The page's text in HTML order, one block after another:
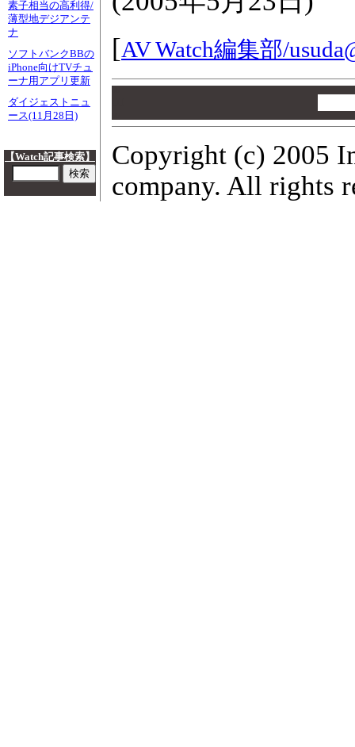
素子相当の高利得/
薄型地デジアンテ
ナ
ソフトバンクBBの
iPhone向けTVチュ
ーナ用アプリ更新
ダイジェストニュ
ース(11月28日)
【Watch記事検索】
[AV Watch編集部/
Copyright (c) 2005
company. All rights